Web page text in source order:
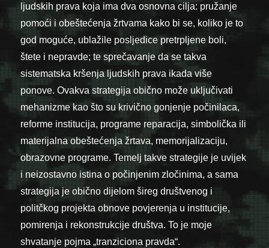
ljudskih prava koja ima dva osnovna cilja: pružanje
pomoći i obeštećenja žrtvama kako bi se, koliko je to
god moguće, ublažile posljedice pretrpljene boli,
štete i nepravde; te sprečavanje da se takva
sistematska kršenja ljudskih prava ikada više
ponove. Ovakva strategija obično može uključivati
mehanizme kao što su krivično gonjenje počinilaca,
reforme institucija, programe reparacija, simbolička ili
materijalna obeštećenja žrtava, memorijalizaciju,
obrazovne programe. Temelj takve strategije je uvijek
i neizostavno istina o počinjenim zločinima, a sama
strategija je obično dijelom šireg društvenog i
politčkog projekta obnove povjerenja u institucije,
pomirenja i rekonstrukcije društva. To je moje
shvatanje pojma „tranziciona pravda“.